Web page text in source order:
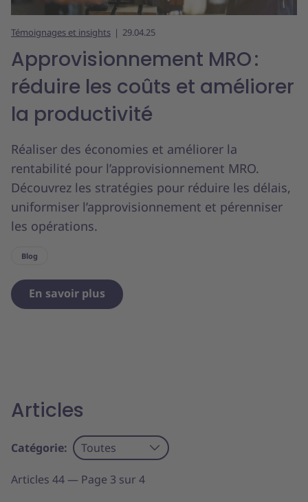
Témoignages et insights 29.04.25
Approvisionnement MRO :
réduire les coûts et améliorer
la productivité
Réaliser des économies et améliorer la
rentabilité pour l’approvisionnement MRO.
Découvrez les stratégies pour réduire les délais,
uniformiser l’approvisionnement et pérenniser
les opérations.
Blog
En savoir plus
Articles
Catégorie: Toutes
Articles 44 — Page 3 sur 4